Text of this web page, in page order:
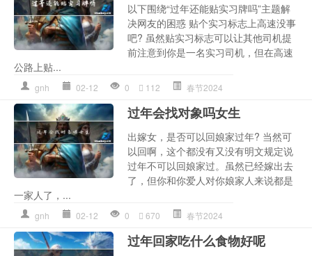
以下围绕“过年还能贴实习牌吗”主题解
决网友的困惑 贴个实习标志上高速没事
吧? 虽然贴实习标志可以让其他司机提
前注意到你是一名实习司机，但在高速
公路上贴...
gnh 02-12 0 112 春节2024
过年会找对象吗女生
出嫁女，是否可以回娘家过年? 当然可
以回啊，这个都没有又没有明文规定说
过年不可以回娘家过。虽然已经嫁出去
了，但你和你爱人对你娘家人来说都是
一家人了，...
gnh 02-12 0 670 春节2024
过年回家吃什么食物好呢